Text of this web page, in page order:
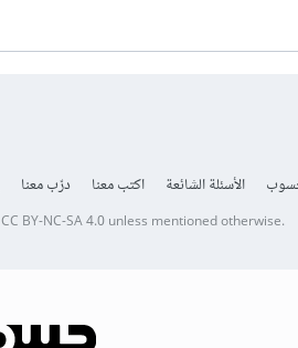
الأسئلة الشائعة اكتب معنا درّب معنا
CC BY-NC-SA 4.0unless mentioned otherwise.